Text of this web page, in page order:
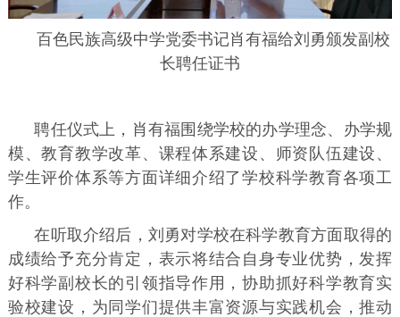
百色民族高级中学党委书记肖有福给刘勇颁发副校
长聘任证书
聘任仪式上，肖有福围绕学校的办学理念、办学规
模、教育教学改革、课程体系建设、师资队伍建设、
学生评价体系等方面详细介绍了学校科学教育各项工
作。
在听取介绍后，刘勇对学校在科学教育方面取得的
成绩给予充分肯定，表示将结合自身专业优势，发挥
好科学副校长的引领指导作用，协助抓好科学教育实
验校建设，为同学们提供丰富资源与实践机会，推动